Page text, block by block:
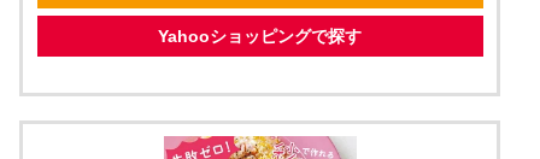
Yahooショッピングで探す